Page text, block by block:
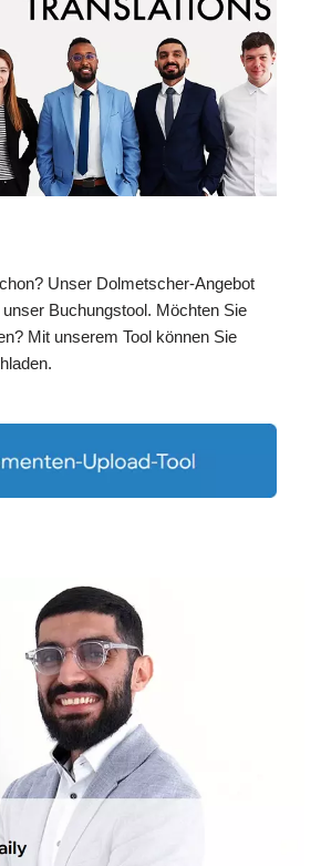
Unser Dolmetscher-Angebot
Buchungstool. Möchten Sie
Mit unserem Tool können Sie